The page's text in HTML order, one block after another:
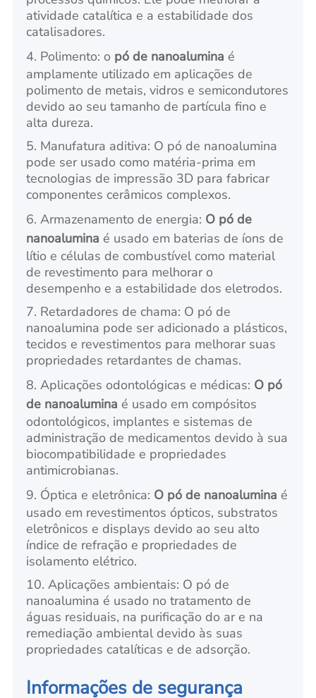
atividade catalítica e a estabilidade dos
catalisadores.
4. Polimento: o pó de nanoalumina é
amplamente utilizado em aplicações de
polimento de metais, vidros e semicondutores
devido ao seu tamanho de partícula fino e
alta dureza.
5. Manufatura aditiva: O pó de nanoalumina
pode ser usado como matéria-prima em
tecnologias de impressão 3D para fabricar
componentes cerâmicos complexos.
6. Armazenamento de energia: O pó de
nanoalumina é usado em baterias de íons de
lítio e células de combustível como material
de revestimento para melhorar o
desempenho e a estabilidade dos eletrodos.
7. Retardadores de chama: O pó de
nanoalumina pode ser adicionado a plásticos,
tecidos e revestimentos para melhorar suas
propriedades retardantes de chamas.
8. Aplicações odontológicas e médicas: O pó
de nanoalumina é usado em compósitos
odontológicos, implantes e sistemas de
administração de medicamentos devido à sua
biocompatibilidade e propriedades
antimicrobianas.
9. Óptica e eletrônica: O pó de nanoalumina é
usado em revestimentos ópticos, substratos
eletrônicos e displays devido ao seu alto
índice de refração e propriedades de
isolamento elétrico.
10. Aplicações ambientais: O pó de
nanoalumina é usado no tratamento de
águas residuais, na purificação do ar e na
remediação ambiental devido às suas
propriedades catalíticas e de adsorção.
Informações de segurança